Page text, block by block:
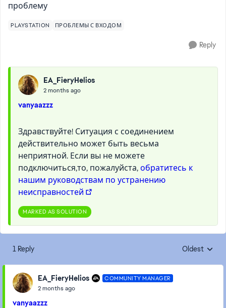
проблему
PLAYSTATION ПРОБЛЕМЫ С ВХОДОМ
Reply
EA_FieryHelios
2 months ago
vanyaazzz
Здравствуйте! Ситуация с соединением
действительно может быть весьма
неприятной. Если вы не можете
подключиться,то, пожалуйста,обратитесь к
нашим руководствам по устранению
неисправностей
MARKED AS SOLUTION
1 Reply Replies
Oldest
EA_FieryHelios COMMUNITY MANAGER
2 months ago
vanyaazzz